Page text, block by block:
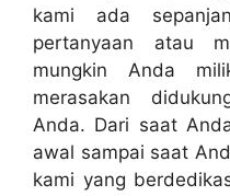
kami ada
pertanyaan atau
mungkin Anda
merasakan
Anda. Dari saat
awal sampai saat
kami yang